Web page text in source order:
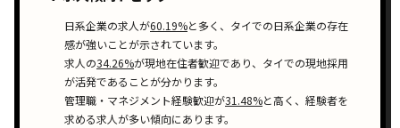
日系企業の求人が60.19%と多く、タイでの日系企業の存在
感が強いことが示されています。
求人の34.26%が現地在住者歓迎であり、タイでの現地採用
が活発であることが分かります。
管理職・マネジメント経験歓迎が31.48%と高く、経験者を
求める求人が多い傾向にあります。